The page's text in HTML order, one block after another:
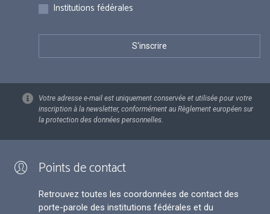
Institutions fédérales
Votre adresse e-mail est uniquement conservée et utilisée pour votre
inscription à la newsletter, conformément au Règlement européen sur
la protection des données personnelles.
Points de contact
Retrouvez toutes les coordonnées de contact des
porte-parole des institutions fédérales et du